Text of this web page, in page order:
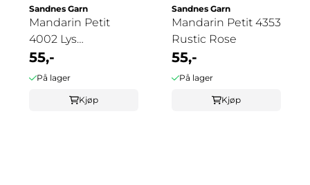
Sandnes Garn
Mandarin Petit
4002 Lys
Ferskenblomst
55,-
På lager
Kjøp
Sandnes Garn
Mandarin Petit 4353
Rustic Rose
55,-
På lager
Kjøp